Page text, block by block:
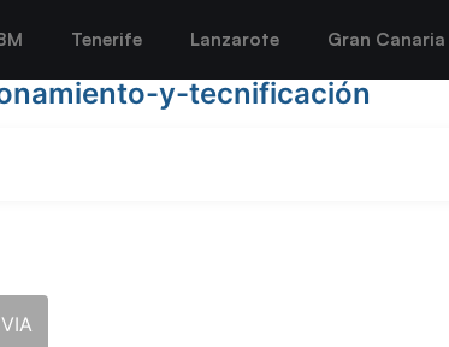
Tenerife Lanzarote Gran Canaria
y-tecnificación